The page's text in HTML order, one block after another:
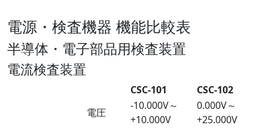
電源・検査機器 機能比較表
半導体・電子部品用検査装置
電流検査装置
CSC-101 CSC-102
電圧
-10.000V～
+10.000V
0.000V～
+25.000V